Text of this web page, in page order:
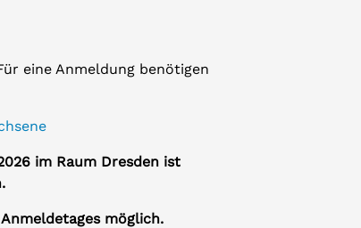
eine Anmeldung benötigen
im Raum Dresden ist
möglich.